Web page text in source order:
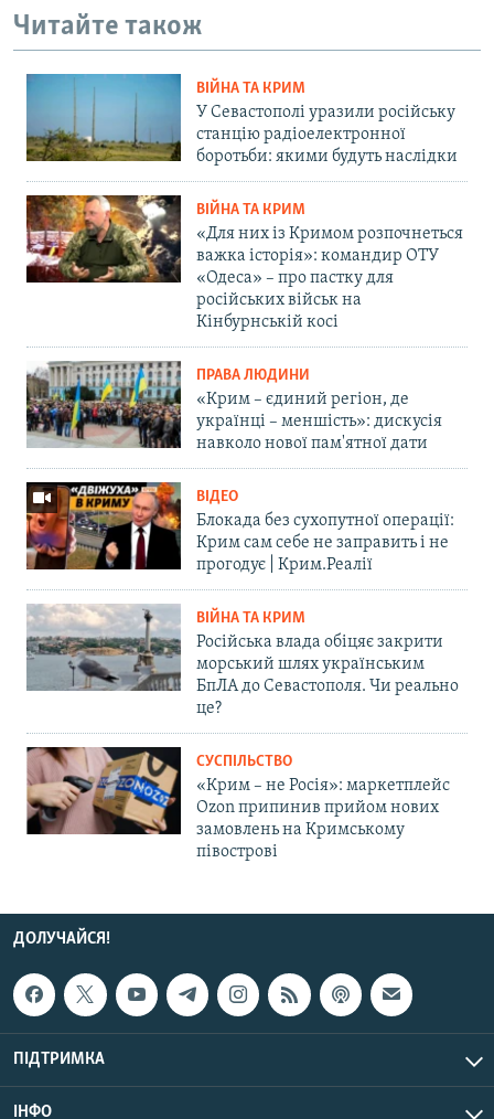
Читайте також
ВІЙНА ТА КРИМ
У Севастополі уразили російську
станцію радіоелектронної
боротьби: якими будуть наслідки
ВІЙНА ТА КРИМ
«Для них із Кримом розпочнеться
важка історія»: командир ОТУ
«Одеса» – про пастку для
російських військ на
Кінбурнській косі
ПРАВА ЛЮДИНИ
«Крим – єдиний регіон, де
українці – меншість»: дискусія
навколо нової пам'ятної дати
ВІДЕО
Блокада без сухопутної операції:
Крим сам себе не заправить і не
прогодує | Крим.Реалії
ВІЙНА ТА КРИМ
Російська влада обіцяє закрити
морський шлях українським
БпЛА до Севастополя. Чи реально
це?
СУСПІЛЬСТВО
«Крим – не Росія»: маркетплейс
Ozon припинив прийом нових
замовлень на Кримському
півострові
ДОЛУЧАЙСЯ!
ПІДТРИМКА
ІНФО